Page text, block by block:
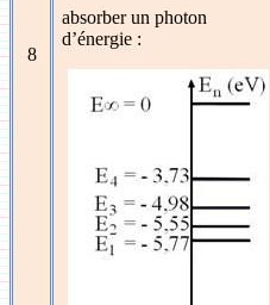
8
absorber un photon
d’énergie :